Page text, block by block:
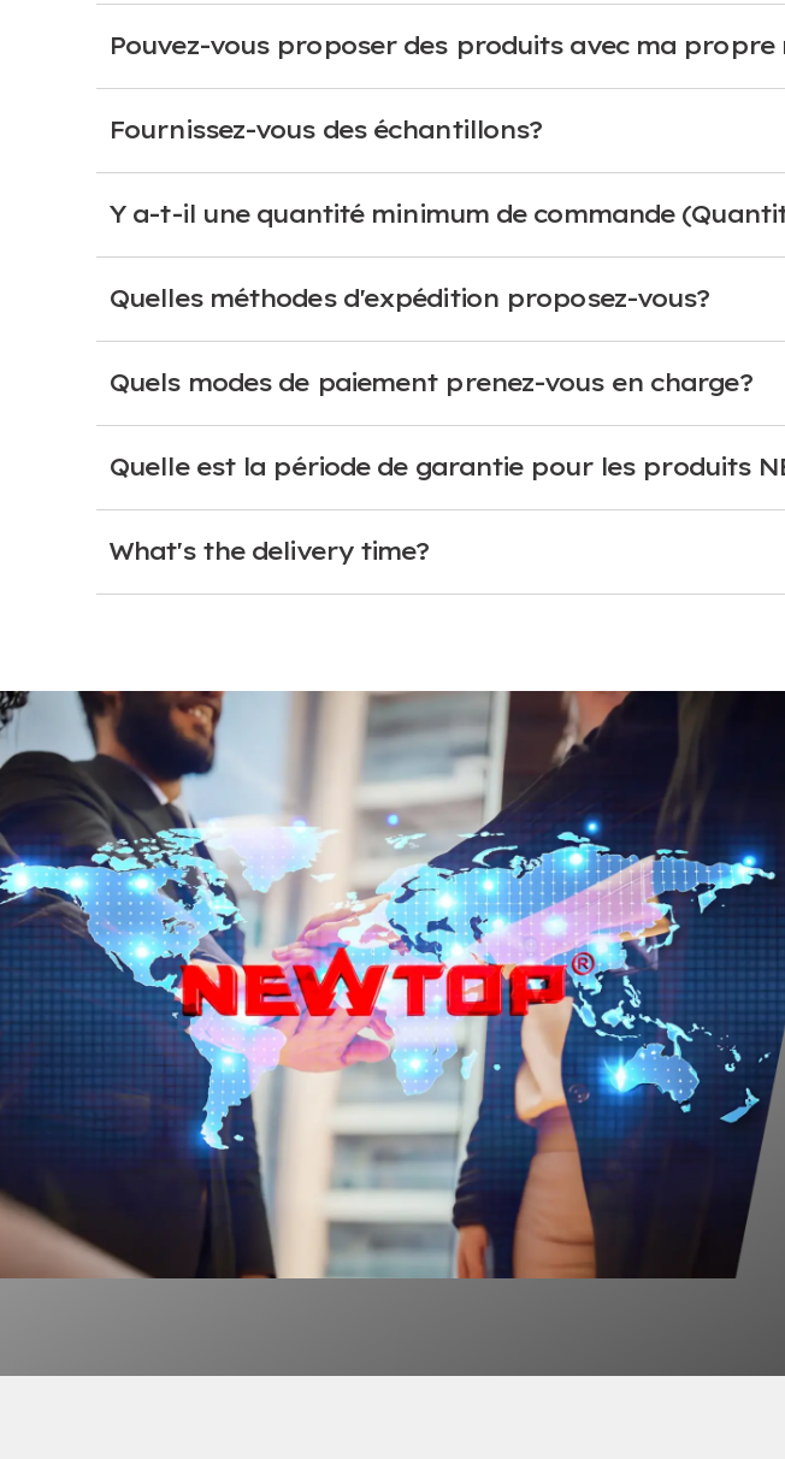
Pouvez-vous proposer des produits avec ma propre
Fournissez-vous des échantillons?
Y a-t-il une quantité minimum de commande
Quelles méthodes d'expédition proposez-vous?
Quels modes de paiement prenez-vous en charge?
Quelle est la période de garantie pour les produits
What's the delivery time?